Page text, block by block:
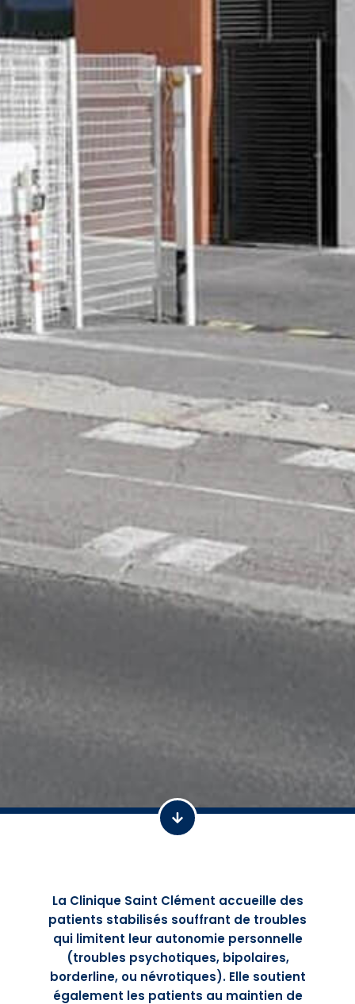
La Clinique Saint Clément accueille des
patients stabilisés souffrant de troubles
qui limitent leur autonomie personnelle
(troubles psychotiques, bipolaires,
borderline, ou névrotiques). Elle soutient
également les patients au maintien de